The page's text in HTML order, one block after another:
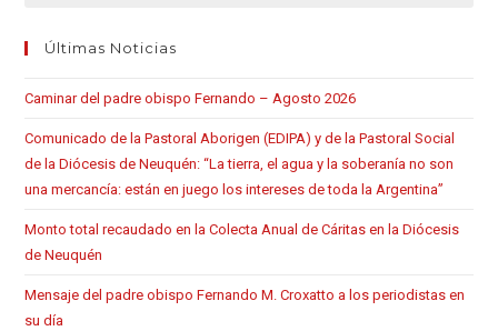
Últimas Noticias
Caminar del padre obispo Fernando – Agosto 2026
Comunicado de la Pastoral Aborigen (EDIPA) y de la Pastoral Social
de la Diócesis de Neuquén: “La tierra, el agua y la soberanía no son
una mercancía: están en juego los intereses de toda la Argentina”
Monto total recaudado en la Colecta Anual de Cáritas en la Diócesis
de Neuquén
Mensaje del padre obispo Fernando M. Croxatto a los periodistas en
su día